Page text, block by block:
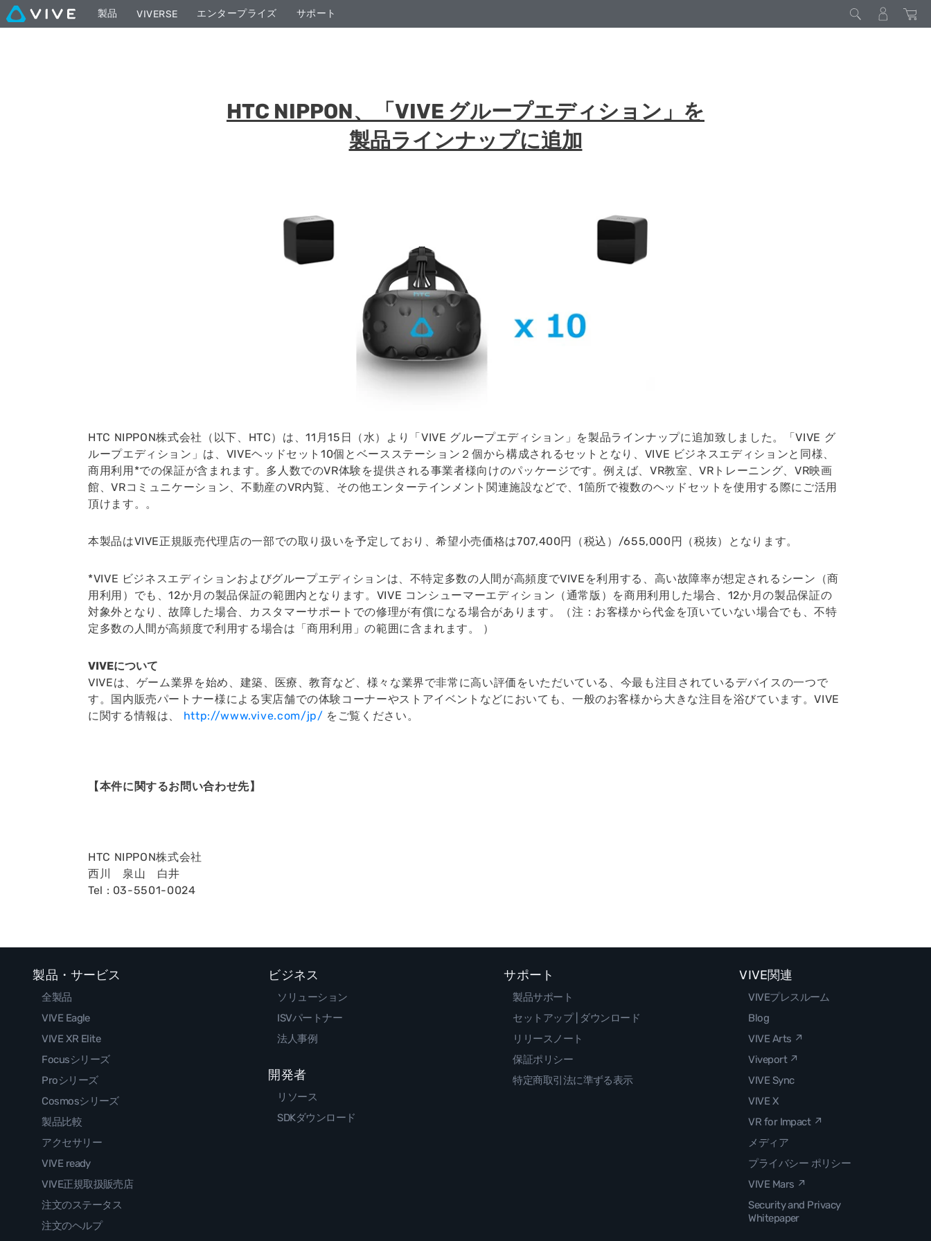
製品 VIVERSE エンタープライズ サポート
HTC NIPPON、「VIVE グループエディション」を
製品ラインナップに追加
HTC NIPPON株式会社（以下、HTC）は、11月15日（水）より「VIVE グループエディション」を製品ラインナップに追加致しました。「VIVE グ
ループエディション」は、VIVEヘッドセット10個とベースステーション２個から構成されるセットとなり、VIVE ビジネスエディションと同様、
商用利用*での保証が含まれます。多人数でのVR体験を提供される事業者様向けのパッケージです。例えば、VR教室、VRトレーニング、VR映画
館、VRコミュニケーション、不動産のVR内覧、その他エンターテインメント関連施設などで、1箇所で複数のヘッドセットを使用する際にご活用
頂けます。。
本製品はVIVE正規販売代理店の一部での取り扱いを予定しており、希望小売価格は707,400円（税込）/655,000円（税抜）となります。
*VIVE ビジネスエディションおよびグループエディションは、不特定多数の人間が高頻度でVIVEを利用する、高い故障率が想定されるシーン（商
用利用）でも、12か月の製品保証の範囲内となります。VIVE コンシューマーエディション（通常版）を商用利用した場合、12か月の製品保証の
対象外となり、故障した場合、カスタマーサポートでの修理が有償になる場合があります。（注：お客様から代金を頂いていない場合でも、不特
定多数の人間が高頻度で利用する場合は「商用利用」の範囲に含まれます。 ）
VIVEについて
VIVEは、ゲーム業界を始め、建築、医療、教育など、様々な業界で非常に高い評価をいただいている、今最も注目されているデバイスの一つで
す。国内販売パートナー様による実店舗での体験コーナーやストアイベントなどにおいても、一般のお客様から大きな注目を浴びています。VIVE
に関する情報は、 http://www.vive.com/jp/ をご覧ください。
【本件に関するお問い合わせ先】
HTC NIPPON株式会社
西川 泉山 白井
Tel : 03-5501-0024
製品・サービス
全製品
VIVE Eagle
VIVE XR Elite
Focusシリーズ
Proシリーズ
Cosmosシリーズ
製品比較
アクセサリー
VIVE ready
VIVE正規取扱販売店
注文のステータス
注文のヘルプ
ビジネス
ソリューション
ISVパートナー
法人事例
開発者
リソース
SDKダウンロード
サポート
製品サポート
セットアップ | ダウンロード
リリースノート
保証ポリシー
特定商取引法に準ずる表示
VIVE関連
VIVEプレスルーム
Blog
VIVE Arts ↗
Viveport ↗
VIVE Sync
VIVE X
VR for Impact ↗
メディア
プライバシー ポリシー
VIVE Mars ↗
Security and Privacy
Whitepaper